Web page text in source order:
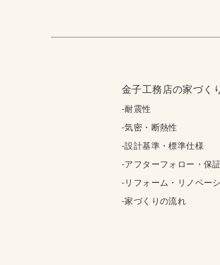
金子工務店の家づく
-耐震性
-気密・断熱性
-設計基準・標準仕様
-アフターフォロー・保証
-リフォーム・リノベー
-家づくりの流れ